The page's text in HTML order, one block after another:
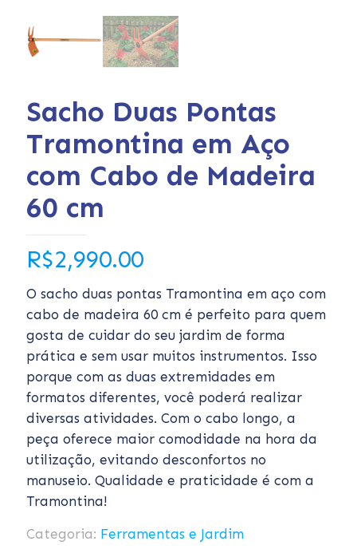
Sacho Duas Pontas
Tramontina em Aço
com Cabo de Madeira
60 cm
R$2,990.00
O sacho duas pontas Tramontina em aço com
cabo de madeira 60 cm é perfeito para quem
gosta de cuidar do seu jardim de forma
prática e sem usar muitos instrumentos. Isso
porque com as duas extremidades em
formatos diferentes, você poderá realizar
diversas atividades. Com o cabo longo, a
peça oferece maior comodidade na hora da
utilização, evitando desconfortos no
manuseio. Qualidade e praticidade é com a
Tramontina!
Categoria: Ferramentas e Jardim